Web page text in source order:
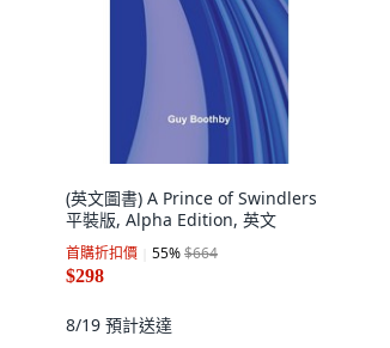
(英文圖書) A Prince of Swindlers
平裝版, Alpha Edition, 英文
首購折扣價 55%$664
$298
8/19 預計送達